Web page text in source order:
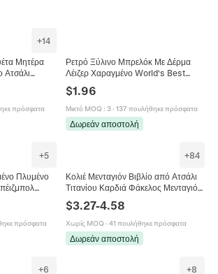
+14
Μητέρα
Ατσάλι
Μητέρας
πρόσφατα
Ρετρό Ξύλινο Μπρελόκ Με Δέρμα
Λέιζερ Χαραγμένο World's Best
Mom Dad Friend Σημαία ΗΠΑ Για
Δώρα
$1.96
Μικτό MOQ : 3· 137 πουλήθηκε πρόσφατα
Δωρεάν αποστολή
+5
Πλυμένο
Δώρο
πρόσφατα
+84
Κολιέ Μενταγιόν Βιβλίο από Ατσάλι
Τιτανίου Καρδιά Φάκελος Μενταγιόν
για Κόρη Μαμά Οικογένεια
Κοσμήματα Δώρο για Γυναίκες
$3.27-4.58
Χωρίς MOQ · 41 πουλήθηκε πρόσφατα
Δωρεάν αποστολή
+6 +8